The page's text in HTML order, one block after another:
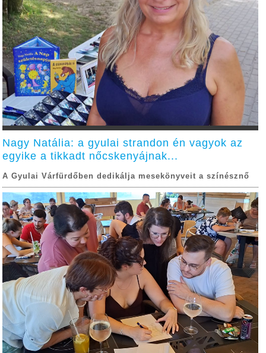
Nagy Natália: a gyulai strandon én vagyok az
egyike a tikkadt nőcskenyájnak...
A Gyulai Várfürdőben dedikálja mesekönyveit a színésznő